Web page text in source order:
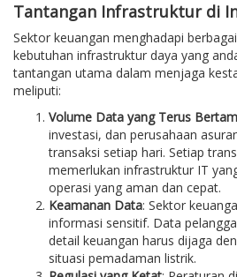
Tantangan Infrastruktur di
Sektor keuangan menghadapi
kebutuhan infrastruktur daya yang
tantangan utama dalam menjaga
meliputi:
Volume Data yang Terus
investasi, dan perusahaan
transaksi setiap hari. Setiap
memerlukan infrastruktur IT
operasi yang aman dan cepat.
Keamanan Data: Sektor
informasi sensitif. Data
detail keuangan harus dijaga
situasi pemadaman listrik.